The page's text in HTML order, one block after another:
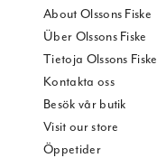
About Olssons Fiske
Über Olssons Fiske
Tietoja Olssons Fiske
Kontakta oss
Besök vår butik
Visit our store
Öppetider